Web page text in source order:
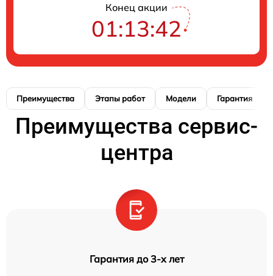
Конец акции
01:13:42
Преимущества Этапы работ Модели Гарантия
Преимущества сервис-
центра
Гарантия до 3-х лет